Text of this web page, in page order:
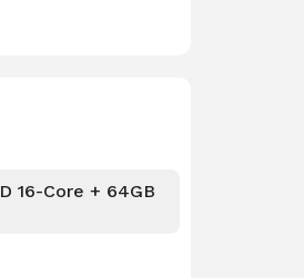
16-Core + 64GB